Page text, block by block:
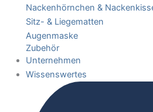
Nackenhörnchen &
Sitz- & Liegematten
Augenmaske
Zubehör
Unternehmen
Wissenswertes